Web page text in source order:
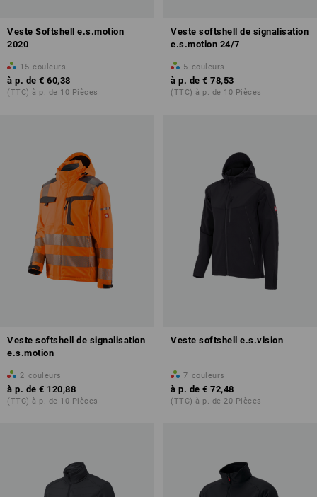
Veste Softshell e.s.motion
2020
15 couleurs
à p. de € 60,38
(TTC) à p. de 10 Pièces
Veste softshell de signalisation
e.s.motion 24/7
5 couleurs
à p. de € 78,53
(TTC) à p. de 10 Pièces
Veste softshell de signalisation
e.s.motion
2 couleurs
à p. de € 120,88
(TTC) à p. de 10 Pièces
Veste softshell e.s.vision
7 couleurs
à p. de € 72,48
(TTC) à p. de 20 Pièces